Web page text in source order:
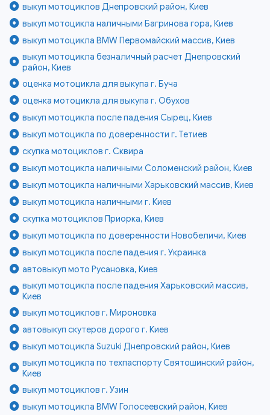
выкуп мотоциклов Днепровский район, Киев
выкуп мотоцикла наличными Багринова гора, Киев
выкуп мотоцикла BMW Первомайский массив, Киев
выкуп мотоцикла безналичный расчет Днепровский
район, Киев
оценка мотоцикла для выкупа г. Буча
оценка мотоцикла для выкупа г. Обухов
выкуп мотоцикла после падения Сырец, Киев
выкуп мотоцикла по доверенности г. Тетиев
скупка мотоциклов г. Сквира
выкуп мотоцикла наличными Соломенский район, Киев
выкуп мотоцикла наличными Харьковский массив, Киев
выкуп мотоцикла наличными г. Киев
скупка мотоциклов Приорка, Киев
выкуп мотоцикла по доверенности Новобеличи, Киев
выкуп мотоцикла после падения г. Украинка
автовыкуп мото Русановка, Киев
выкуп мотоцикла после падения Харьковский массив,
Киев
выкуп мотоциклов г. Мироновка
автовыкуп скутеров дорого г. Киев
выкуп мотоцикла Suzuki Днепровский район, Киев
выкуп мотоцикла по техпаспорту Святошинский район,
Киев
выкуп мотоциклов г. Узин
выкуп мотоцикла BMW Голосеевский район, Киев